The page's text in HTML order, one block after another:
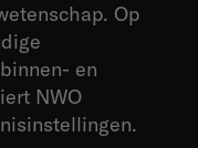
Op
en
NWO